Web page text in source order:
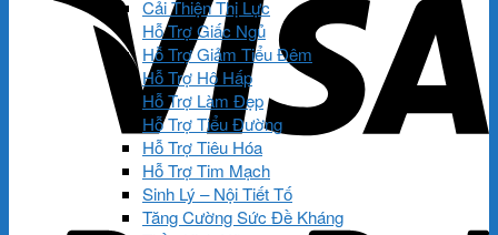
Cải Thiện Thị Lực
Hỗ Trợ Giấc Ngủ
Hỗ Trợ Giảm Tiểu Đêm
Hỗ Trợ Hô Hấp
Hỗ Trợ Làm Đẹp
Hỗ Trợ Tiểu Đường
Hỗ Trợ Tiêu Hóa
Hỗ Trợ Tim Mạch
Sinh Lý – Nội Tiết Tố
Tăng Cường Sức Đề Kháng